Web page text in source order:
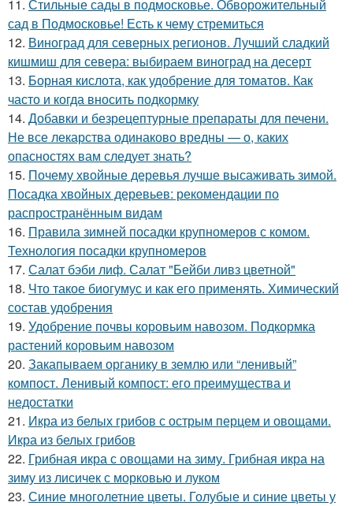
11. Стильные сады в подмосковье. Обворожительный
сад в Подмосковье! Есть к чему стремиться
12. Виноград для северных регионов. Лучший сладкий
кишмиш для севера: выбираем виноград на десерт
13. Борная кислота, как удобрение для томатов. Как
часто и когда вносить подкормку
14. Добавки и безрецептурные препараты для печени.
Не все лекарства одинаково вредны — о, каких
опасностях вам следует знать?
15. Почему хвойные деревья лучше высаживать зимой.
Посадка хвойных деревьев: рекомендации по
распространённым видам
16. Правила зимней посадки крупномеров с комом.
Технология посадки крупномеров
17. Салат бэби лиф. Салат "Бейби ливз цветной"
18. Что такое биогумус и как его применять. Химический
состав удобрения
19. Удобрение почвы коровьим навозом. Подкормка
растений коровьим навозом
20. Закапываем органику в землю или “ленивый”
компост. Ленивый компост: его преимущества и
недостатки
21. Икра из белых грибов с острым перцем и овощами.
Икра из белых грибов
22. Грибная икра с овощами на зиму. Грибная икра на
зиму из лисичек с морковью и луком
23. Синие многолетние цветы. Голубые и синие цветы у